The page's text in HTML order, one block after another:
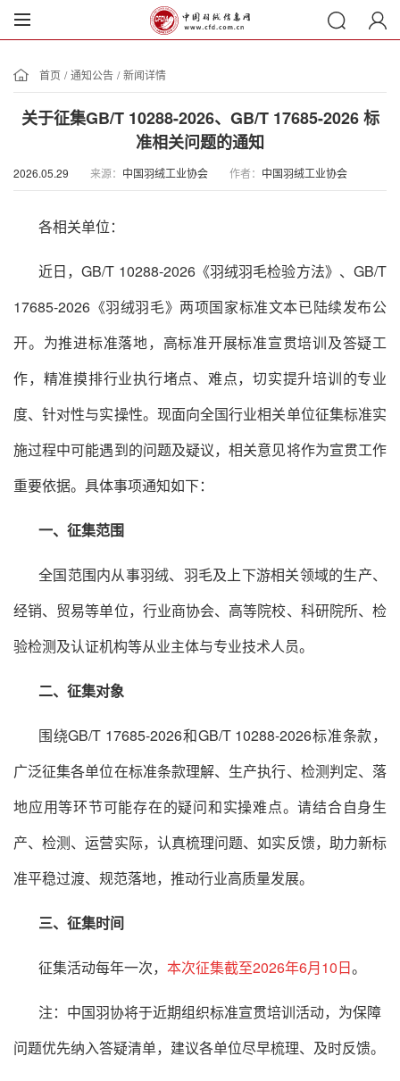
首页 / 通知公告 / 新闻详情
关于征集GB/T 10288-2026、GB/T 17685-2026 标
准相关问题的通知
2026.05.29 来源： 中国羽绒工业协会 作者： 中国羽绒工业协会
各相关单位：
近日，GB/T 10288-2026《羽绒羽毛检验方法》、GB/T
17685-2026《羽绒羽毛》两项国家标准文本已陆续发布公
开。为推进标准落地，高标准开展标准宣贯培训及答疑工
作，精准摸排行业执行堵点、难点，切实提升培训的专业
度、针对性与实操性。现面向全国行业相关单位征集标准实
施过程中可能遇到的问题及疑议，相关意见将作为宣贯工作
重要依据。具体事项通知如下：
一、征集范围
全国范围内从事羽绒、羽毛及上下游相关领域的生产、
经销、贸易等单位，行业商协会、高等院校、科研院所、检
验检测及认证机构等从业主体与专业技术人员。
二、征集对象
围绕GB/T 17685-2026和GB/T 10288-2026标准条款，
广泛征集各单位在标准条款理解、生产执行、检测判定、落
地应用等环节可能存在的疑问和实操难点。请结合自身生
产、检测、运营实际，认真梳理问题、如实反馈，助力新标
准平稳过渡、规范落地，推动行业高质量发展。
三、征集时间
征集活动每年一次， 本次征集截至2026年6月10日。
注：中国羽协将于近期组织标准宣贯培训活动，为保障
问题优先纳入答疑清单，建议各单位尽早梳理、及时反馈。